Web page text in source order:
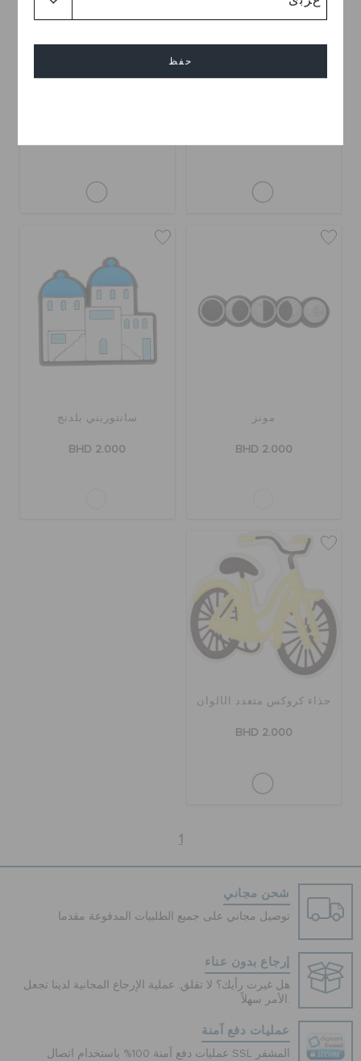
حفظ
مونز
BHD 2.000
سانتوريني بلدنج
BHD 2.000
حذاء كروكس متعدد الألوان
BHD 2.000
1
شحن مجاني
توصيل مجاني على جميع الطلبيات المدفوعة مقدما
إرجاع بدون عناء
هل غيرت رأيك؟ لا تقلق. عملية الإرجاع المجانية لدينا تجعل
الأمر سهلاً.
عمليات دفع آمنة
عمليات دفع آمنة 100% باستخدام اتصال SSL المشفر